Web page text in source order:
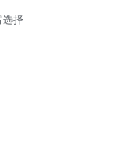
选择
工具进行交易。
周或每月购买加密货
付款方式灵活，包括信